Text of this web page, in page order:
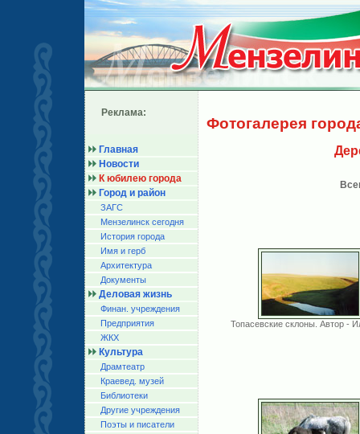
Реклама:
Главная
Новости
К юбилею города
Город и район
ЗАГС
Мензелинск сегодня
История города
Имя и герб
Архитектура
Документы
Деловая жизнь
Финан. учреждения
Предприятия
ЖКХ
Культура
Драмтеатр
Краевед. музей
Библиотеки
Другие учреждения
Поэты и писатели
Фотогалерея
Топасевские склоны. Автор -